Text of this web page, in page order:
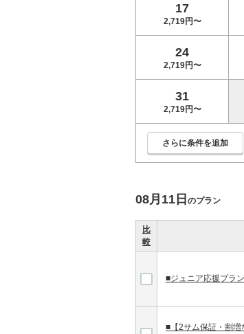
17
2,719円〜
24
2,719円〜
31
2,719円〜
さらに条件を追加
08月11日 のプラン
比
較
■ジュニア応援プラ
■【2サム保証・割